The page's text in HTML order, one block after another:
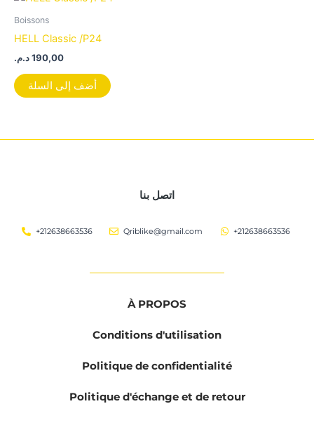
Boissons
HELL Classic /P24
190,00د.م.
أضف إلى السلة
اتصل بنا
+212638663536 Qriblike@gmail.com +212638663536
À PROPOS
Conditions d'utilisation
Politique de confidentialité
Politique d'échange et de retour